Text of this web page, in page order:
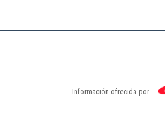
Información ofrecida por